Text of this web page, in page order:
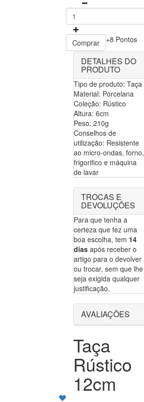
Comprar +8 Pontos
DETALHES DO
PRODUTO
Tipo de produto: Taça
Material: Porcelana
Coleção: Rústico
Altura: 6cm
Peso: 210g
Conselhos de
utilização: Resistente
ao micro-ondas, forno,
frigorifico e máquina
de lavar
TROCAS E
DEVOLUÇÕES
Para que tenha a
certeza que fez uma
boa escolha, tem 14
dias após receber o
artigo para o devolver
ou trocar, sem que lhe
seja exigida qualquer
justificação.
AVALIAÇÕES
Taça
Rústico
12cm